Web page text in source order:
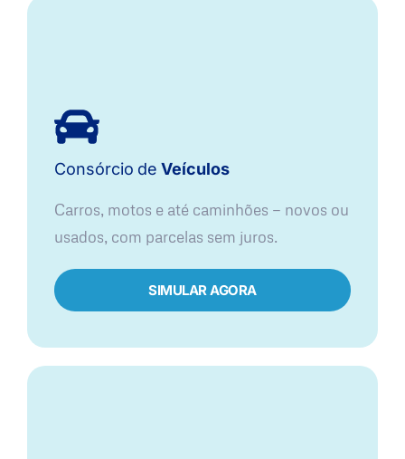
Consórcio de Veículos
Carros, motos e até caminhões — novos ou
usados, com parcelas sem juros.
SIMULAR AGORA